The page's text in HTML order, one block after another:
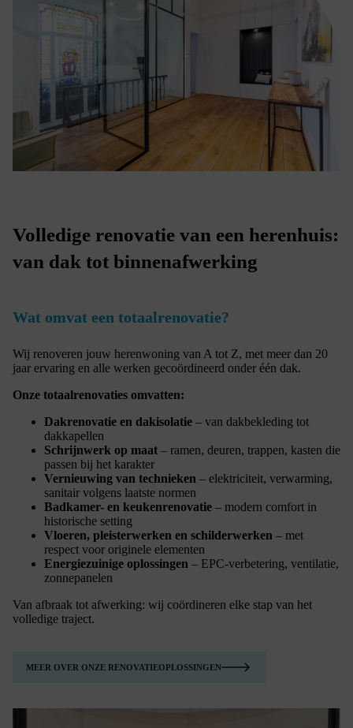
Volledige renovatie van een herenhuis:
van dak tot binnenafwerking
Wat omvat een totaalrenovatie?
Wij renoveren jouw herenwoning van A tot Z, met meer dan 20
jaar ervaring en alle werken gecoördineerd onder één dak.
Onze totaalrenovaties omvatten:
Dakrenovatie en dakisolatie – van dakbekleding tot
dakkapellen
Schrijnwerk op maat – ramen, deuren, trappen, kasten die
passen bij het karakter
Vernieuwing van technieken – elektriciteit, verwarming,
sanitair volgens laatste normen
Badkamer- en keukenrenovatie – modern comfort in
historische setting
Vloeren, pleisterwerken en schilderwerken – met
respect voor originele elementen
Energiezuinige oplossingen – EPC-verbetering, ventilatie,
zonnepanelen
Van afbraak tot afwerking: wij coördineren elke stap van het
volledige traject.
MEER OVER ONZE RENOVATIEOPLOSSINGEN